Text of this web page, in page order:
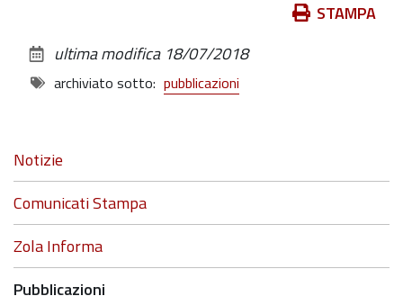
documento
STAMPA
ultima modifica 18/07/2018
archiviato sotto: pubblicazioni
Navigazione
Notizie
Comunicati Stampa
Zola Informa
Pubblicazioni